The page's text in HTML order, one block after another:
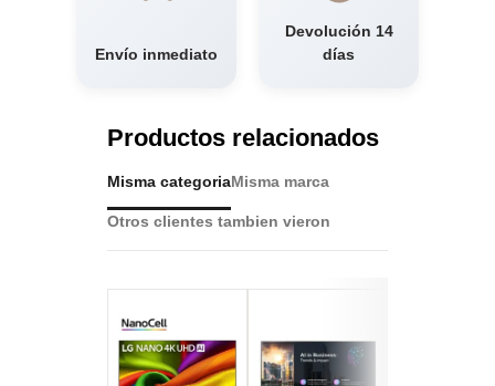
Envío inmediato
Devolución 14
días
Productos relacionados
Misma categoriaMisma marca
Otros clientes tambien vieron